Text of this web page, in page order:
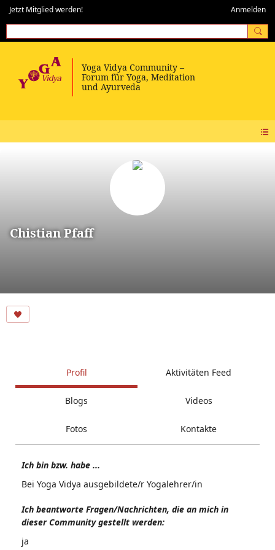
Jetzt Mitglied werden! Anmelden
Chistian Pfaff
Profil Aktivitäten Feed
Blogs Videos
Fotos Kontakte
Ich bin bzw. habe ...
Bei Yoga Vidya ausgebildete/r Yogalehrer/in
Ich beantworte Fragen/Nachrichten, die an mich in
dieser Community gestellt werden:
ja